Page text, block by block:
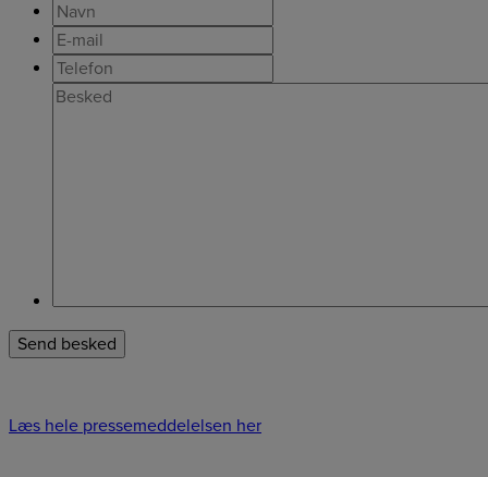
Læs hele pressemeddelelsen her